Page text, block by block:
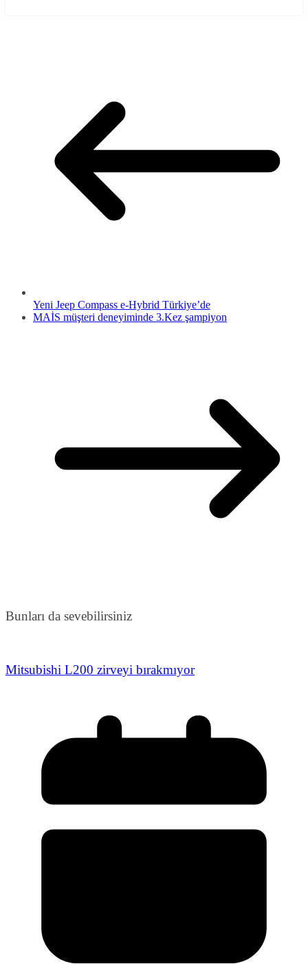
Yeni Jeep Compass e-Hybrid Türkiye’de
MAİS müşteri deneyiminde 3.Kez şampiyon
Bunları da sevebilirsiniz
Mitsubishi L200 zirveyi bırakmıyor